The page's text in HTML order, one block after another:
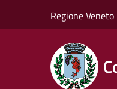
Regione Veneto